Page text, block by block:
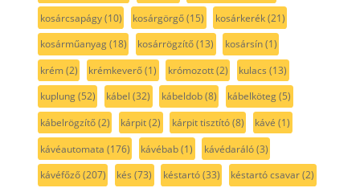
kosárcsapágy(10) kosárgörgő(15) kosárkerék(21)
kosárműanyag(18) kosárrögzítő(13) kosársín(1)
krém(2) krémkeverő(1) krómozott(2) kulacs (13)
kuplung(52) kábel (32) kábeldob(8) kábelköteg(5)
kábelrögzítő(2) kárpit(2) kárpit tisztító(8) kávé (1)
kávéautomata (176) kávébab(1) kávédaráló(3)
kávéfőző(207) kés (73) késtartó(33) késtartó csavar(2)